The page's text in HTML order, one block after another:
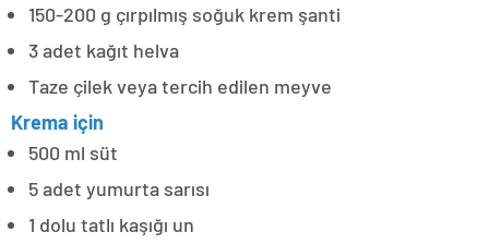
150-200 g çırpılmış soğuk krem şanti
3 adet kağıt helva
Taze çilek veya tercih edilen meyve
Krema için
500 ml süt
5 adet yumurta sarısı
1 dolu tatlı kaşığı un